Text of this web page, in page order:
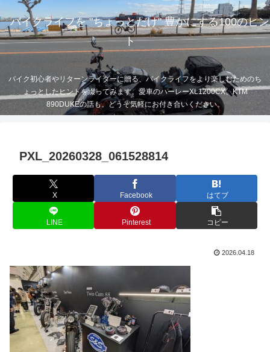
バイクライフを "ちょっとだけ" 豊かにする100のヒン
ト
バイク初心者やリターンライダーに贈る、バイクライフをより楽しむためのち
ょっとしたヒントを綴ってみます。愛車のハーレーXL1200CX、KTM
890DUKEの話も。どうぞ気軽にお付き合いください。
PXL_20260328_061528814
X Facebook はてブ
LINE Pinterest コピー
2026.04.18